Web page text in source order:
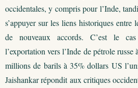
occidentales, y compris pour l’Inde,
s’appuyer sur les liens historiques entre
de nouveaux accords. C’est le
l’exportation vers l’Inde de pétrole russe
millions de barils à 35% dollars US
Jaishankar répondit aux critiques